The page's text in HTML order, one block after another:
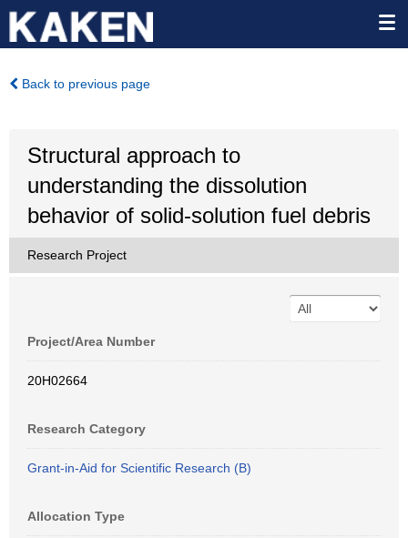
Back to previous page
Structural approach to
understanding the dissolution
behavior of solid-solution fuel debris
Research Project
Project/Area Number
20H02664
Research Category
Grant-in-Aid for Scientific Research (B)
Allocation Type